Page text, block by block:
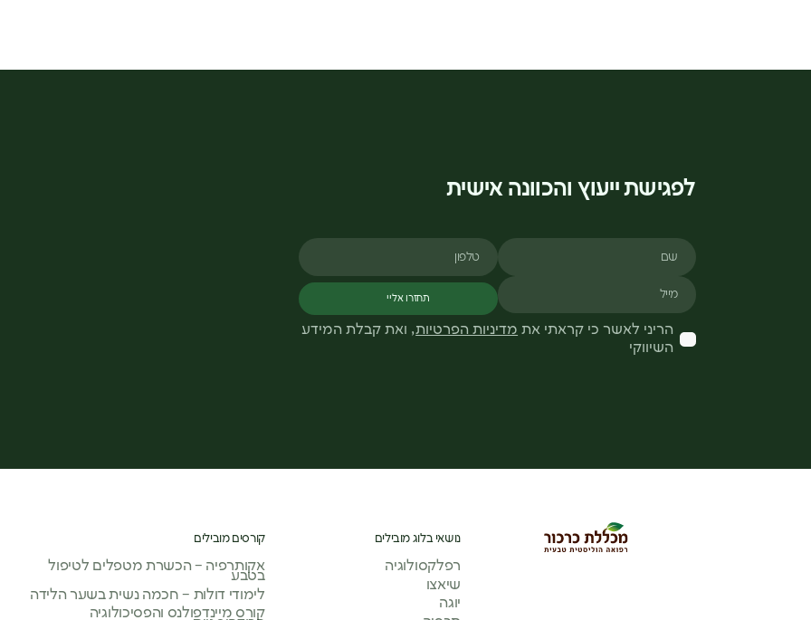
לפגישת ייעוץ והכוונה אישית
שם טלפון
מייל
תחזרו אליי
הריני לאשר כי קראתי את מדיניות הפרטיות, ואת קבלת המידע
השיווקי
נושאי בלוג מובילים
רפלקסולוגיה
שיאצו
יוגה
קורסים מובילים
אקותרפיה – הכשרת מטפלים לטיפול
בטבע
לימודי דולות – חכמה נשית בשער הלידה
קורס מיינדפולנס והפסיכולוגיה